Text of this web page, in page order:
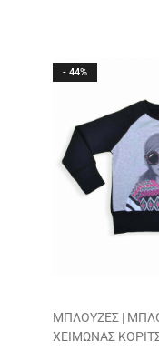
- 44%
ΜΠΛΟΥΖΕΣ |
ΧΕΙΜΩΝΑΣ